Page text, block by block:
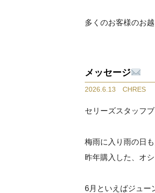
多くのお客様のお
メッセージ
2026.6.13 CHRES
セリーズスタッフ
梅雨に入り雨の日
昨年購入した、オ
6月といえばジュー